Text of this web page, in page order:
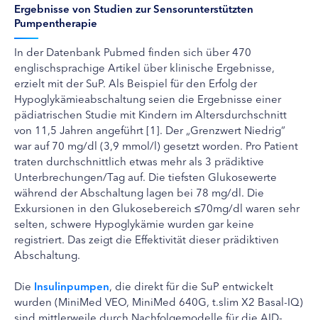
Ergebnisse von Studien zur Sensorunterstützten
Pumpentherapie
In der Datenbank Pubmed finden sich über 470
englischsprachige Artikel über klinische Ergebnisse,
erzielt mit der SuP. Als Beispiel für den Erfolg der
Hypoglykämieabschaltung seien die Ergebnisse einer
pädiatrischen Studie mit Kindern im Altersdurchschnitt
von 11,5 Jahren angeführt [1]. Der „Grenzwert Niedrig“
war auf 70 mg/dl (3,9 mmol/l) gesetzt worden. Pro Patient
traten durchschnittlich etwas mehr als 3 prädiktive
Unterbrechungen/Tag auf. Die tiefsten Glukosewerte
während der Abschaltung lagen bei 78 mg/dl. Die
Exkursionen in den Glukosebereich ≤70mg/dl waren sehr
selten, schwere Hypoglykämie wurden gar keine
registriert. Das zeigt die Effektivität dieser prädiktiven
Abschaltung.
Die Insulinpumpen, die direkt für die SuP entwickelt
wurden (MiniMed VEO, MiniMed 640G, t.slim X2 Basal-IQ)
sind mittlerweile durch Nachfolgemodelle für die AID-